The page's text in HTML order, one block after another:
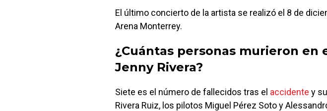
El último concierto de la artista se realizó el 8 de
Arena Monterrey.
¿Cuántas personas murieron en
Jenny Rivera?
Siete es el número de fallecidos tras el accidente y
Rivera Ruiz, los pilotos Miguel Pérez Soto y